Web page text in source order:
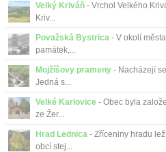
Velký Kriváň - Vrchol Velkého
Kriv...
Považská Bystrica - V okolí
památek,...
Mojžíšovy prameny - Nacházejí
Jedná s...
Velké Karlovice - Obec byla
ze Žer...
Hrad Lednica - Zříceniny hradu
obcí stej...